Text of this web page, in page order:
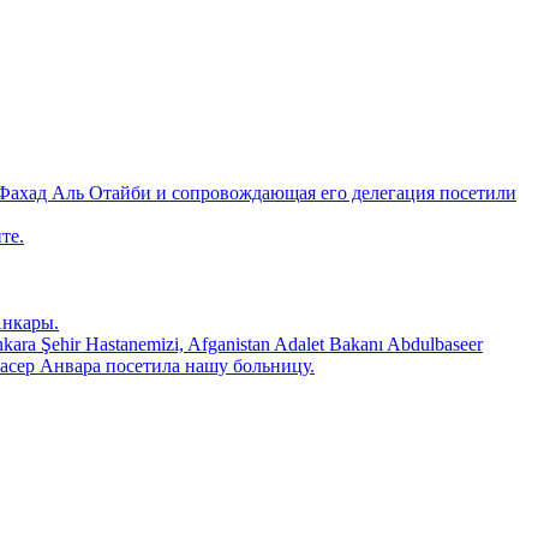
Аль Отайби и сопровождающая его делегация посетили
Şehir Hastanemizi, Afganistan Adalet Bakanı Abdulbaseer
Анвара посетила нашу больницу.